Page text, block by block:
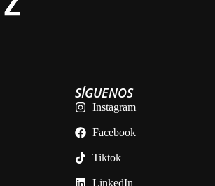
SÍGUENOS
Instagram
Facebook
Tiktok
LinkedIn